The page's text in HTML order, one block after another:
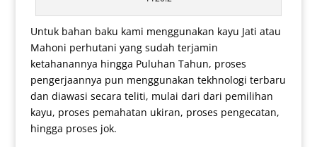
Untuk bahan baku kami menggunakan kayu Jati atau
Mahoni perhutani yang sudah terjamin
ketahanannya hingga Puluhan Tahun, proses
pengerjaannya pun menggunakan tekhnologi terbaru
dan diawasi secara teliti, mulai dari dari pemilihan
kayu, proses pemahatan ukiran, proses pengecatan,
hingga proses jok.